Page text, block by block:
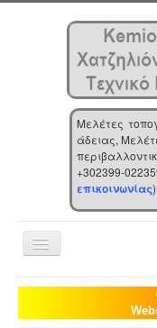
Μελέτες
άδειας,
+302399-
επικοινωνίας)
Toggle
Navigation
Αρχική
Επιχείρηση